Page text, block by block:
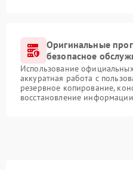
Оригинальные
безопасное
Использование
аккуратная работа с
резервное копирование,
восстановление